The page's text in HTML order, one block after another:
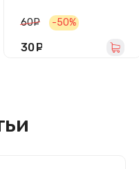
60 руб.
-50%
30